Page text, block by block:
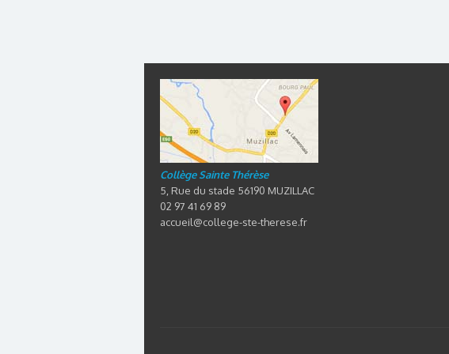
Collège Sainte Thérèse
5, Rue du stade 56190 MUZILLAC
02 97 41 69 89
accueil@college-ste-therese.fr